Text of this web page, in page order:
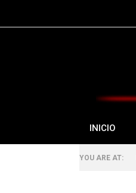
INICIO
YOU ARE AT: